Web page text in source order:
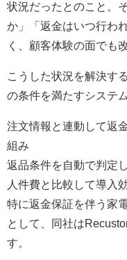
状況だったとのこと。
か」「返金はいつ行わ
く、顧客体験の面でも
こうした状況を解決す
の条件を満たすシステ
注文情報と連動して返
組み
返品条件を自動で判定
人件費と比較して導入
特に返金保証を伴う家
として、同社は
す。